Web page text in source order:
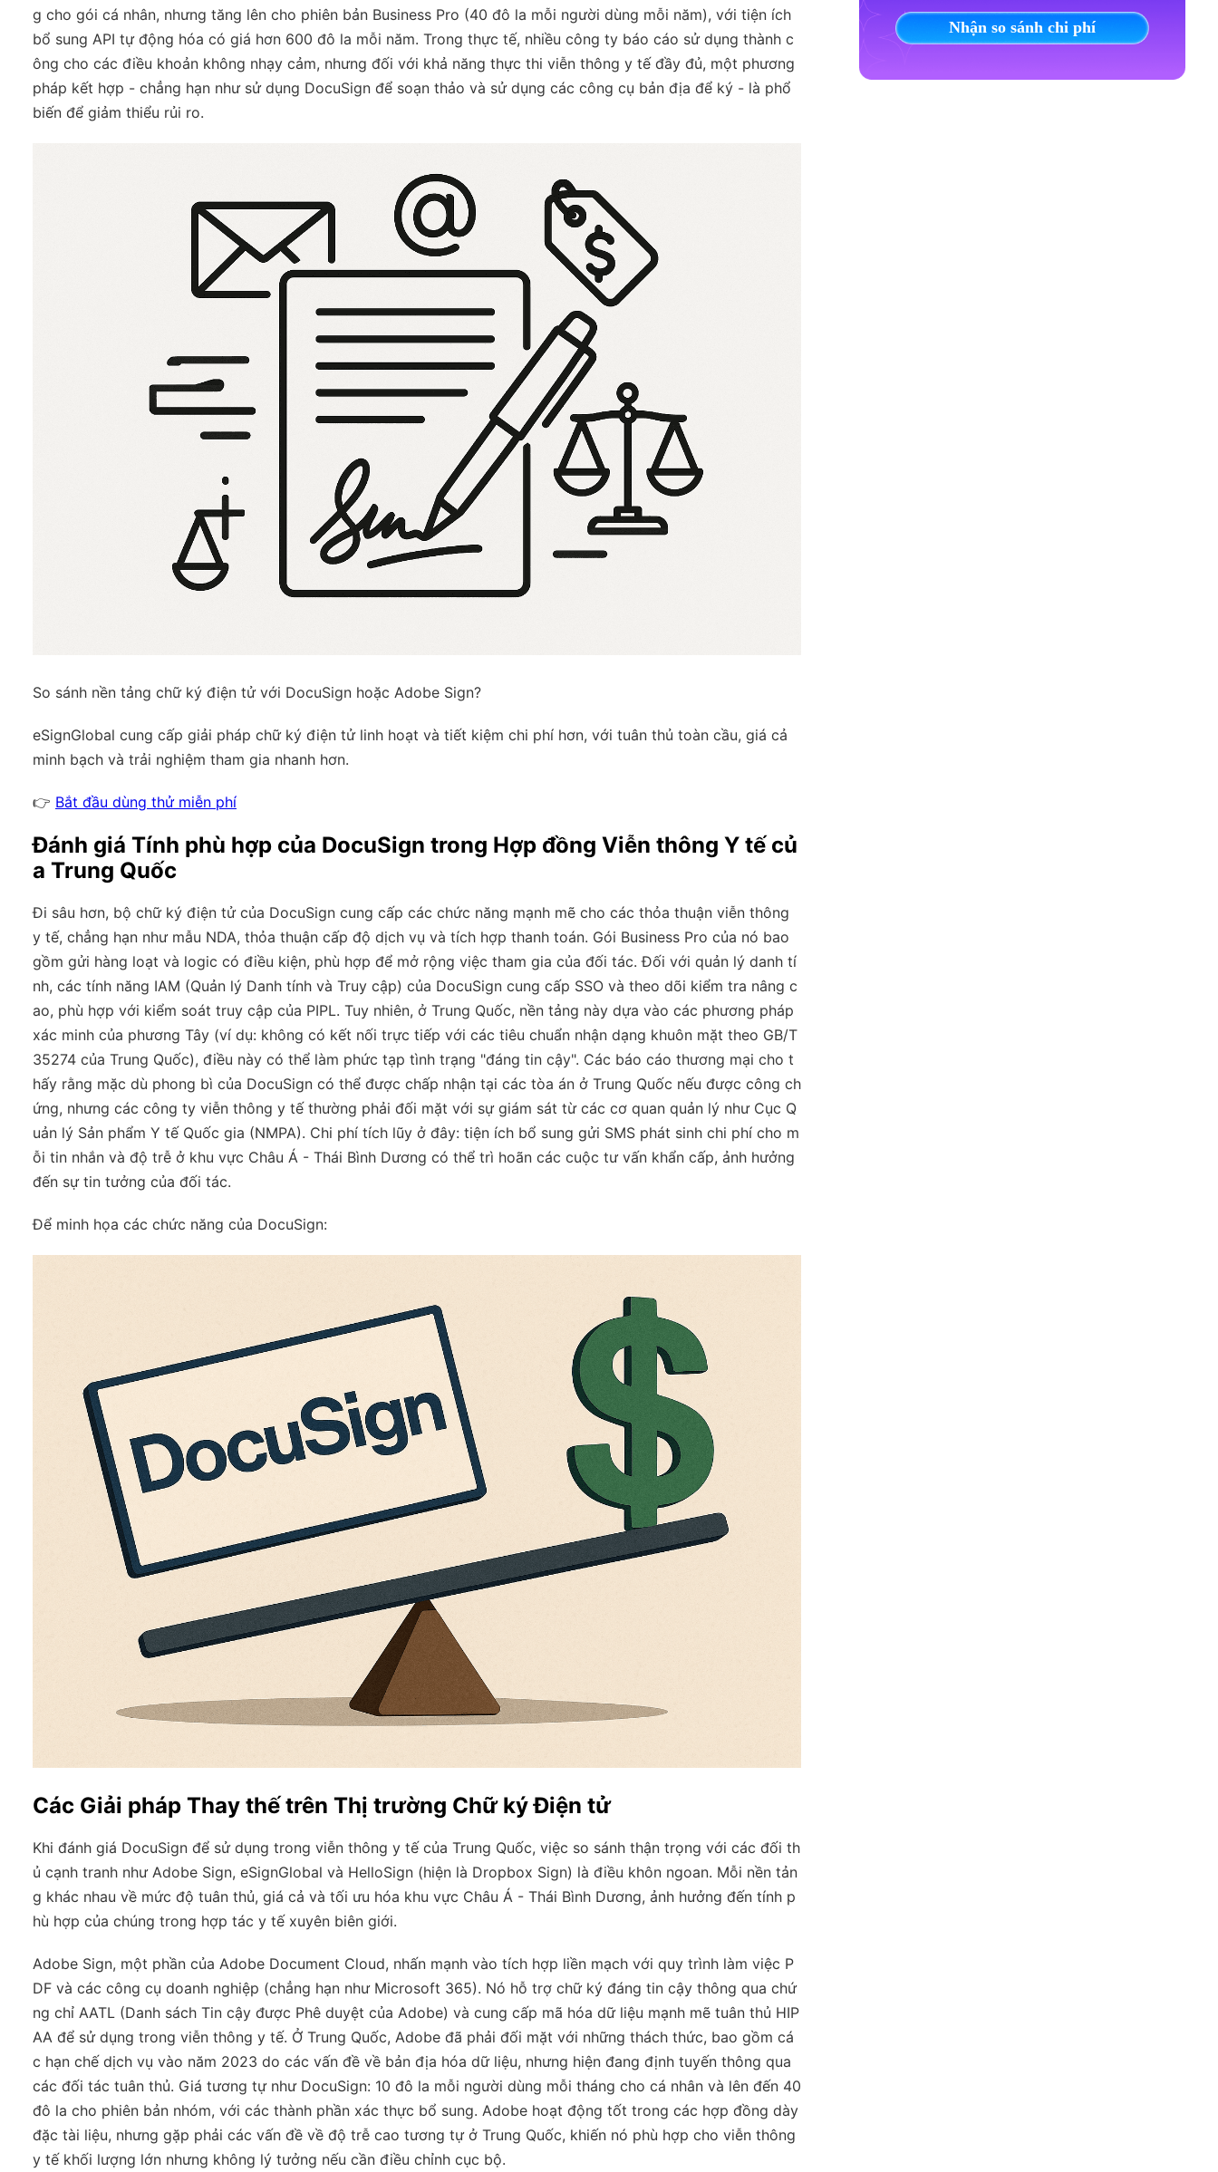
g cho gói cá nhân, nhưng tăng lên cho phiên bản Business Pro (40 đô la mỗi người dùng mỗi năm), với tiện ích
bổ sung API tự động hóa có giá hơn 600 đô la mỗi năm. Trong thực tế, nhiều công ty báo cáo sử dụng thành c
ông cho các điều khoản không nhạy cảm, nhưng đối với khả năng thực thi viễn thông y tế đầy đủ, một phương
pháp kết hợp - chẳng hạn như sử dụng DocuSign để soạn thảo và sử dụng các công cụ bản địa để ký - là phổ
biến để giảm thiểu rủi ro.
So sánh nền tảng chữ ký điện tử với DocuSign hoặc Adobe Sign?
eSignGlobal cung cấp giải pháp chữ ký điện tử linh hoạt và tiết kiệm chi phí hơn, với tuân thủ toàn cầu, giá cả
minh bạch và trải nghiệm tham gia nhanh hơn.
👉 Bắt đầu dùng thử miễn phí
Đánh giá Tính phù hợp của DocuSign trong Hợp đồng Viễn thông Y tế củ
a Trung Quốc
Đi sâu hơn, bộ chữ ký điện tử của DocuSign cung cấp các chức năng mạnh mẽ cho các thỏa thuận viễn thông
y tế, chẳng hạn như mẫu NDA, thỏa thuận cấp độ dịch vụ và tích hợp thanh toán. Gói Business Pro của nó bao
gồm gửi hàng loạt và logic có điều kiện, phù hợp để mở rộng việc tham gia của đối tác. Đối với quản lý danh tí
nh, các tính năng IAM (Quản lý Danh tính và Truy cập) của DocuSign cung cấp SSO và theo dõi kiểm tra nâng c
ao, phù hợp với kiểm soát truy cập của PIPL. Tuy nhiên, ở Trung Quốc, nền tảng này dựa vào các phương pháp
xác minh của phương Tây (ví dụ: không có kết nối trực tiếp với các tiêu chuẩn nhận dạng khuôn mặt theo GB/T
35274 của Trung Quốc), điều này có thể làm phức tạp tình trạng "đáng tin cậy". Các báo cáo thương mại cho t
hấy rằng mặc dù phong bì của DocuSign có thể được chấp nhận tại các tòa án ở Trung Quốc nếu được công ch
ứng, nhưng các công ty viễn thông y tế thường phải đối mặt với sự giám sát từ các cơ quan quản lý như Cục Q
uản lý Sản phẩm Y tế Quốc gia (NMPA). Chi phí tích lũy ở đây: tiện ích bổ sung gửi SMS phát sinh chi phí cho m
ỗi tin nhắn và độ trễ ở khu vực Châu Á - Thái Bình Dương có thể trì hoãn các cuộc tư vấn khẩn cấp, ảnh hưởng
đến sự tin tưởng của đối tác.
Để minh họa các chức năng của DocuSign:
Các Giải pháp Thay thế trên Thị trường Chữ ký Điện tử
Khi đánh giá DocuSign để sử dụng trong viễn thông y tế của Trung Quốc, việc so sánh thận trọng với các đối th
ủ cạnh tranh như Adobe Sign, eSignGlobal và HelloSign (hiện là Dropbox Sign) là điều khôn ngoan. Mỗi nền tản
g khác nhau về mức độ tuân thủ, giá cả và tối ưu hóa khu vực Châu Á - Thái Bình Dương, ảnh hưởng đến tính p
hù hợp của chúng trong hợp tác y tế xuyên biên giới.
Adobe Sign, một phần của Adobe Document Cloud, nhấn mạnh vào tích hợp liền mạch với quy trình làm việc P
DF và các công cụ doanh nghiệp (chẳng hạn như Microsoft 365). Nó hỗ trợ chữ ký đáng tin cậy thông qua chứ
ng chỉ AATL (Danh sách Tin cậy được Phê duyệt của Adobe) và cung cấp mã hóa dữ liệu mạnh mẽ tuân thủ HIP
AA để sử dụng trong viễn thông y tế. Ở Trung Quốc, Adobe đã phải đối mặt với những thách thức, bao gồm cá
c hạn chế dịch vụ vào năm 2023 do các vấn đề về bản địa hóa dữ liệu, nhưng hiện đang định tuyến thông qua
các đối tác tuân thủ. Giá tương tự như DocuSign: 10 đô la mỗi người dùng mỗi tháng cho cá nhân và lên đến 40
đô la cho phiên bản nhóm, với các thành phần xác thực bổ sung. Adobe hoạt động tốt trong các hợp đồng dày
đặc tài liệu, nhưng gặp phải các vấn đề về độ trễ cao tương tự ở Trung Quốc, khiến nó phù hợp cho viễn thông
y tế khối lượng lớn nhưng không lý tưởng nếu cần điều chỉnh cục bộ.
Nhận so sánh chi phí